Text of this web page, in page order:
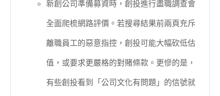
新創公司準備募資時，創投進行盡職調查會
全面爬梳網路評價。若搜尋結果前兩頁充斥
離職員工的惡意指控，創投可能大幅砍低估
值，或要求更嚴格的對賭條款。更慘的是，
有些創投看到「公司文化有問題」的信號就